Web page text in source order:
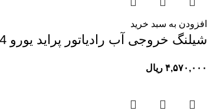
افزودن به سبد خرید
شيلنگ خروجی آب رادياتور پرايد يورو 4 SUNSKY EPDM
۴,۵۷۰,۰۰۰ ریال